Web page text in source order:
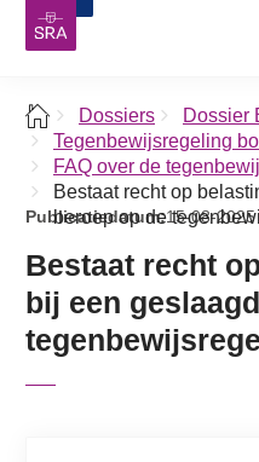
Dossiers
Dossier
Tegenbewijsregeling
FAQ over de
Bestaat recht op
beroep op de
Publicatiedatum:15-08-2025
Bestaat recht
bij een